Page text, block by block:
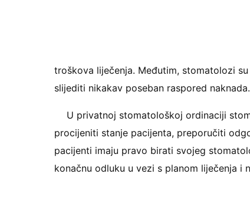
troškova liječenja. Međutim, stomatolozi
slijediti nikakav poseban raspored naknada.
U privatnoj stomatološkoj ordinaciji
procijeniti stanje pacijenta, preporučiti
pacijenti imaju pravo birati svojeg
konačnu odluku u vezi s planom liječenja i